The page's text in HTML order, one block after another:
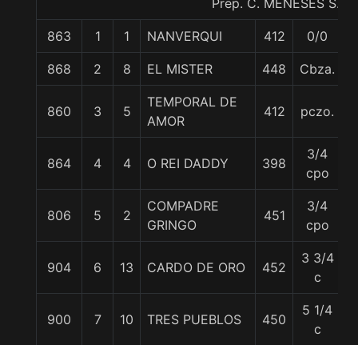
Prep. C. MENESES S.
863 1 1 NANVERQUI 412 0/0
868 2 8 EL MISTER 448 Cbza.
860 3 5
TEMPORAL DE
AMOR
412 pczo.
864 4 4 O REI DADDY 398
3/4
cpo
806 5 2
COMPADRE
GRINGO
451
3/4
cpo
904 6 13 CARDO DE ORO 452
3 3/4
c
900 7 10 TRES PUEBLOS 450
5 1/4
c